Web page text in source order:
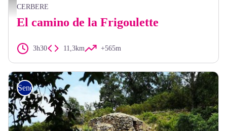
CCACVI
CERBERE
El camino de la Frigoulette
3h30 11,3km +565m
Senderismo